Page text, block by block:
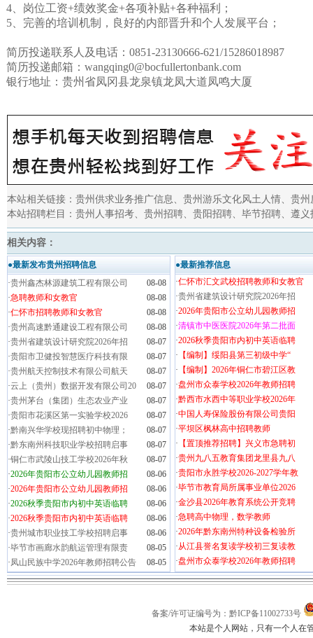
4、 岗位工资+绩效奖金+各项补贴+各种福利；
5、 完善的培训机制，良好的内部晋升和个人发展平台；
简历投递联系人及电话： 0851-23130666-621/15286018987
简历投递邮箱： wangqing0@bocfullertonbank.com
银行地址： 贵州省凤冈县龙泉镇龙凤大道凤鸣大厦
本站相关链接： 贵州供求业务推广信息 、 贵州游乐文化风土人情、 贵州
本站招聘栏目： 贵州人事招考、 贵州招聘、 贵阳招聘、 毕节招聘、 遵义
相关内容：
●最新发布贵州招聘信息
·贵州鑫杰林源建筑工程有限公司
08-08
·急聘教师和女教官
08-08
·仁怀市招聘教师和女教官
08-08
·贵州高速黔通建设工程有限公司
08-08
·贵州省建筑设计研究院2026年招
08-07
·贵阳市卫健投智慧医疗科技有限
08-07
·贵州航天控制技术有限公司航天
08-07
·云上（贵州）数据开发有限公司20
08-07
·贵州茅台（集团）生态农业产业
08-07
·贵阳市花溪区第一实验学校2026
08-07
·黔南兴华学校现招聘初中物理；
08-07
·黔东南州科技职业学校招聘启事
08-07
·铜仁市武陵山技工学校2026年秋
08-07
·2026年贵阳市公立幼儿园教师招
08-06
·2026年贵阳市公立幼儿园教师招
08-06
·2026秋季贵阳市内初中英语临聘
08-06
·2026秋季贵阳市内初中英语临聘
08-06
·贵州城市职业技工学校招聘启事
08-06
·毕节市画廊水韵航运管理有限责
08-05
·凤山民族中学2026年教师招聘公告 08-05
●最新推荐信息
·仁怀市汇文武校招聘教师和女教官
·贵州省建筑设计研究院2026年招
·2026年贵阳市公立幼儿园教师招
·清镇市中医医院2026年第二批面
·2026秋季贵阳市内初中英语临聘
· 【编制】绥阳县第三初级中学“
· 【编制】2026年铜仁市碧江区教
·盘州市众泰学校2026年教师招聘
·黔西市水西中等职业学校2026年
·中国人寿保险股份有限公司贵阳
·平坝区枫林高中招聘教师
· 【置顶推荐招聘】兴义市急聘初
·贵州九八五教育集团龙里县九八
·贵阳市永胜学校2026-2027学年教
·毕节市教育局所属事业单位2026
·金沙县2026年教育系统公开竞聘
·急聘高中物理，数学教师
·2026年黔东南州特种设备检验所
·从江县誉名复读学校初三复读教
·盘州市众泰学校2026年教师招聘
备案/许可证编号为：黔ICP备11002733号
本站是个人网站，只有一个人在